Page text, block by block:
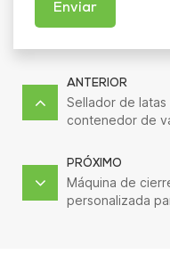
Enviar
ANTERIOR
Sellador de
contenedor de
PRÓXIMO
Máquina de
personalizada